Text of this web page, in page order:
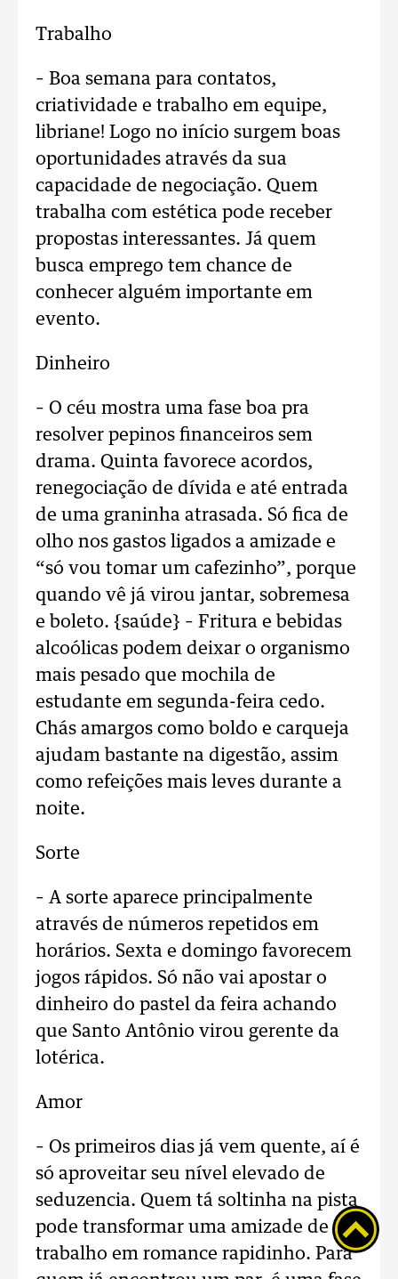
Trabalho
– Boa semana para contatos,
criatividade e trabalho em equipe,
libriane! Logo no início surgem boas
oportunidades através da sua
capacidade de negociação. Quem
trabalha com estética pode receber
propostas interessantes. Já quem
busca emprego tem chance de
conhecer alguém importante em
evento.
Dinheiro
– O céu mostra uma fase boa pra
resolver pepinos financeiros sem
drama. Quinta favorece acordos,
renegociação de dívida e até entrada
de uma graninha atrasada. Só fica de
olho nos gastos ligados a amizade e
“só vou tomar um cafezinho”, porque
quando vê já virou jantar, sobremesa
e boleto. {saúde} – Fritura e bebidas
alcoólicas podem deixar o organismo
mais pesado que mochila de
estudante em segunda-feira cedo.
Chás amargos como boldo e carqueja
ajudam bastante na digestão, assim
como refeições mais leves durante a
noite.
Sorte
– A sorte aparece principalmente
através de números repetidos em
horários. Sexta e domingo favorecem
jogos rápidos. Só não vai apostar o
dinheiro do pastel da feira achando
que Santo Antônio virou gerente da
lotérica.
Amor
– Os primeiros dias já vem quente, aí é
só aproveitar seu nível elevado de
seduzencia. Quem tá soltinha na pista
pode transformar uma amizade de
trabalho em romance rapidinho. Para